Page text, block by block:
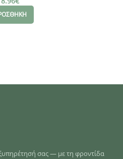
σας — με τη φροντίδα